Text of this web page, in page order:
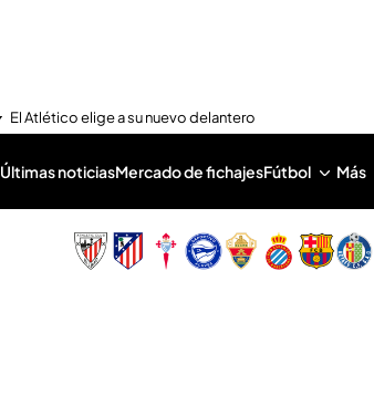
El Atlético elige a su nuevo delantero
Últimas noticiasMercado de fichajesFútbol Más